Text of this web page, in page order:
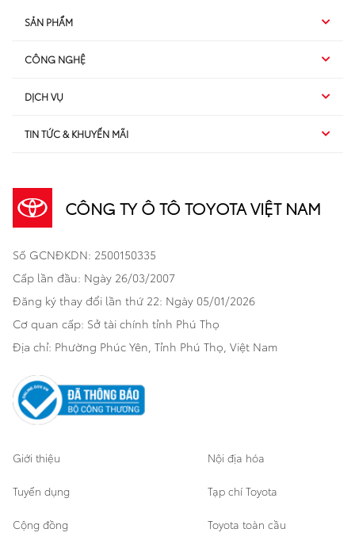
SẢN PHẨM
Hybrid EV
SUV
Sedan
Bán tải
Hatchback
Thương mại
Khách hàng dự án
CÔNG NGHỆ
Hybrid
TSS
DỊCH VỤ
Dịch vụ sau bán hàng
Bảo hiểm Toyota
Xe đã qua sử dụng
Bảo hành mở rộng
Sản phẩm chính hãng
Cơ sở bảo hành bảo dưỡng
TIN TỨC & KHUYẾN MÃI
Khuyến mãi
Xã hội
Thông tin khác
CÔNG TY Ô TÔ TOYOTA VIỆT NAM
Số GCNĐKDN: 2500150335
Cấp lần đầu: Ngày 26/03/2007
Đăng ký thay đổi lần thứ 22: Ngày 05/01/2026
Cơ quan cấp: Sở tài chính tỉnh Phú Thọ
Địa chỉ: Phường Phúc Yên, Tỉnh Phú Thọ, Việt Nam
Giới thiệu Nội địa hóa
Tuyển dụng Tạp chí Toyota
Cộng đồng Toyota toàn cầu